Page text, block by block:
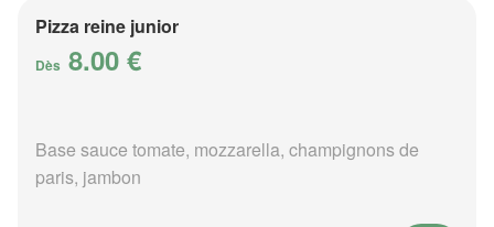
Pizza reine junior
Dès 8.00 €
Base sauce tomate, mozzarella, champignons de
paris, jambon